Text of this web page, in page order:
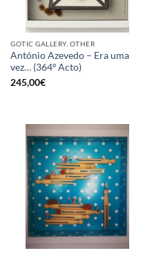
GOTIC GALLERY, OTHER
António Azevedo – Era uma
vez… (364º Acto)
245,00€